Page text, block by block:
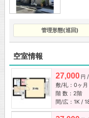
管理形態(巡回)
空室情報
27,000 円
敷/礼：0ヶ月
階 数：2階
間/広：1K /